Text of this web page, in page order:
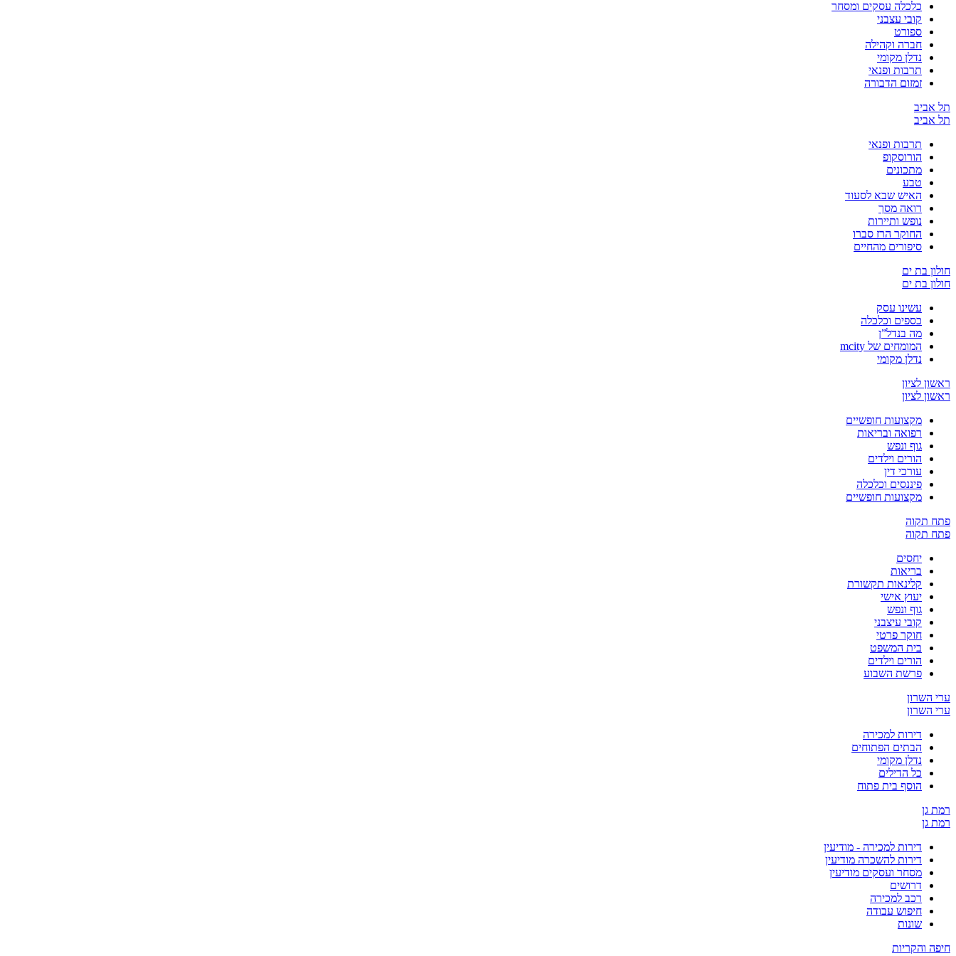
כלכלה עסקים ומסחר
קובי עצבני
ספורט
חברה וקהילה
נדלן מקומי
תרבות ופנאי
זמזום הדבורה
תל אביב
תל אביב
תרבות ופנאי
הורוסקופ
מתכונים
טבע
האיש שבא לסעוד
רואה מסך
נופש ותיירות
החוקר הרז סברו
סיפורים מהחיים
חולון בת ים
חולון בת ים
עשינו עסק
כספים וכלכלה
מה בנדל”ן
המומחים של mcity
נדלן מקומי
ראשון לציון
ראשון לציון
מקצועות חופשיים
רפואה ובריאות
גוף ונפש
הורים וילדים
עורכי דין
פיננסים וכלכלה
מקצועות חופשיים
פתח תקוה
פתח תקוה
יחסים
בריאות
קלינאות תקשורת
יעוץ אישי
גוף ונפש
קובי עיצבני
חוקר פרטי
בית המשפט
הורים וילדים
פרשת השבוע
ערי השרון
ערי השרון
דירות למכירה
הבתים הפתוחים
נדלן מקומי
כל הדילים
הוסף בית פתוח
רמת גן
רמת גן
דירות למכירה - מודיעין
דירות להשכרה מודיעין
מסחר ועסקים מודיעין
דרושים
רכב למכירה
חיפוש עבודה
שונות
חיפה והקריות